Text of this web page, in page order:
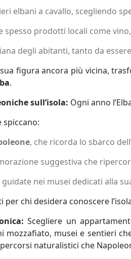
elbani a cavallo, scegliendo
spesso prodotti locali come
degli abitanti, tanto da
figura ancora più vicina,
.
sull’isola: Ogni anno
spiccano:
, che ricorda lo sbarco
suggestiva che
nei musei dedicati alla
chi desidera conoscere
Scegliere un
mozzafiato, musei e sentieri
naturalistici che